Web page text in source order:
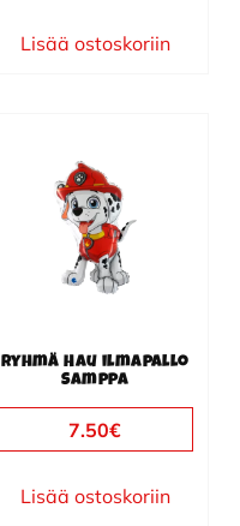
Lisää ostoskoriin
Ryhmä Hau ilmapallo
Samppa
7.50€
Lisää ostoskoriin